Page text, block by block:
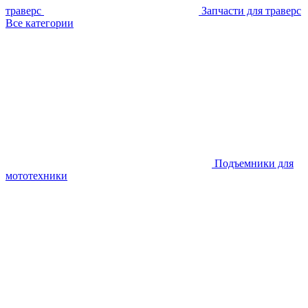
траверс
Запчасти для траверс
Все категории
Подъемники для
мототехники